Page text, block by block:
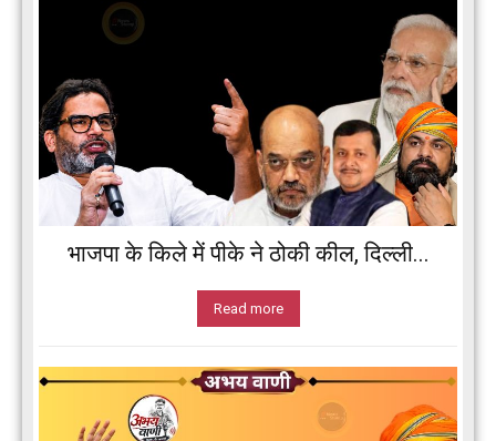
भाजपा के किले में पीके ने ठोकी कील, दिल्ली...
Read more